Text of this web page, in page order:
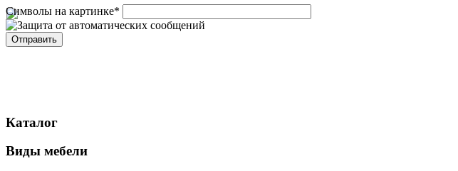
Символы на картинке*
Каталог
Виды мебели